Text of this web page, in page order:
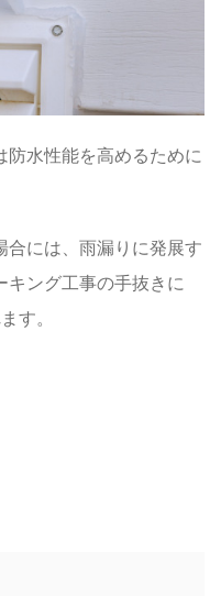
水性能を高めるために
には、雨漏りに発展す
キング工事の手抜きに
す。